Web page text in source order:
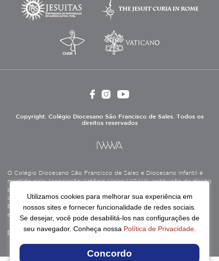
Copyright. Colégio Diocesano São Francisco de Sales. Todos os
direitos reservados
O Colégio Diocesano São Francisco de Sales e Diocesano Infantil é
mantido pela Associação Antônio Vieira (ASAV), instituição de direito
privado sem fins lucrativos, filantrópica, de natureza educativa,
cultural, assistencial e beneficente, certificada como Entidade
Beneficente de Assistência Social (CEBAS), nas áreas de educação e
assistência social.
Continue lendo
Utilizamos cookies para melhorar sua experiência em
nossos sites e fornecer funcionalidade de redes sociais.
Se desejar, você pode desabilitá-los nas configurações de
seu navegador. Conheça nossa Política de Privacidade.
Concordo